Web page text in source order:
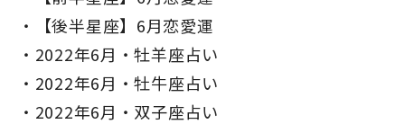
【後半星座】6月恋愛運
2022年6月・牡羊座占い
2022年6月・牡牛座占い
2022年6月・双子座占い